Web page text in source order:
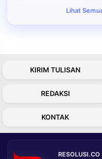
Lihat
KIRIM TULISAN
REDAKSI
KONTAK
RESOLUSI.CO